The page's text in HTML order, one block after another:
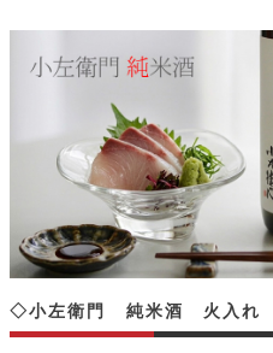
◇小左衛門 純米酒 火入れ